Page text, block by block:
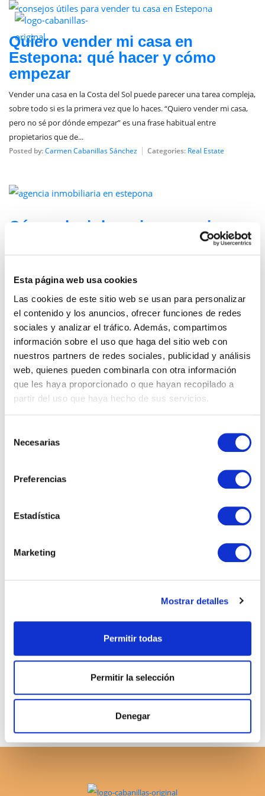
Esta página web usa cookies
Las cookies de este sitio web se usan para personalizar
el contenido y los anuncios, ofrecer funciones de redes
sociales y analizar el tráfico. Además, compartimos
información sobre el uso que haga del sitio web con
nuestros partners de redes sociales, publicidad y análisis
web, quienes pueden combinarla con otra información
que les haya proporcionado o que hayan recopilado a
partir del uso que haya hecho de sus servicios.
Necesarias
Preferencias
Estadística
Marketing
Mostrar detalles
Permitir todas
Permitir la selección
Denegar
junio 17, 2025
Quiero vender mi casa en
Estepona: qué hacer y cómo
empezar
Vender una casa en la Costa del Sol puede parecer una tarea compleja,
sobre todo si es la primera vez que lo haces. “Quiero vender mi casa,
pero no sé por dónde empezar” es una frase habitual entre
propietarios que de...
Posted by:Carmen Cabanillas Sánchez Categories: Real Estate
Cómo elegir la mejor agencia
constante movimiento, se ha convertido en un verdadero imán para
seamos sinceros: vender...
Posted by:Carmen Cabanillas Sánchez Categories: Real Estate
Vivir en Estepona: calidad de vida en la Costa del Sol